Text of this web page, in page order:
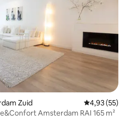
Zuid Note
4,93 (55)
Amsterdam RAI 165 m²